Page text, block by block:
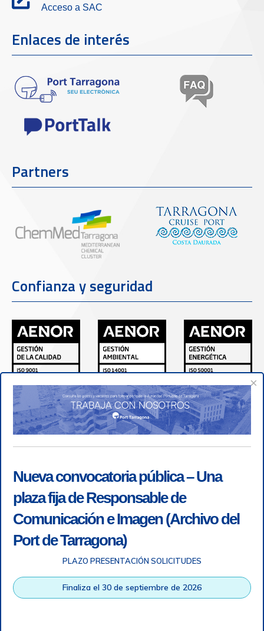
Acceso a SAC
Enlaces de interés
Partners
Confianza y seguridad
grabación telefónica
| SGSI |
Login
Autoridad Portuaria de Tarragona © Todos los derechos
×
Nueva convocatoria pública – Una
plaza fija de Responsable de
Comunicación e Imagen (Archivo del
Port de Tarragona)
PLAZO PRESENTACIÓN SOLICITUDES
Finaliza el 30 de septiembre de 2026